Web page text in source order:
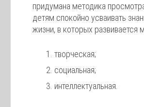
придумана методика
детям спокойно усваивать
жизни, в которых развивается
творческая;
социальная;
интеллектуальная.